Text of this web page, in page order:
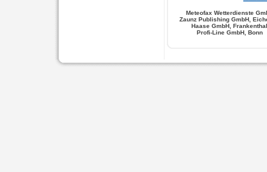
Meteofax Wetterdienste
Zaunz Publishing GmbH,
Haase GmbH, Frankenthal
Profi-Line GmbH, Bonn